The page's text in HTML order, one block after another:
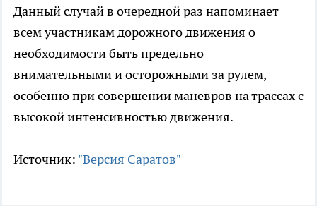
Данный случай в очередной раз напоминает
всем участникам дорожного движения о
необходимости быть предельно
внимательными и осторожными за рулем,
особенно при совершении маневров на трассах с
высокой интенсивностью движения.
Источник: "Версия Саратов"